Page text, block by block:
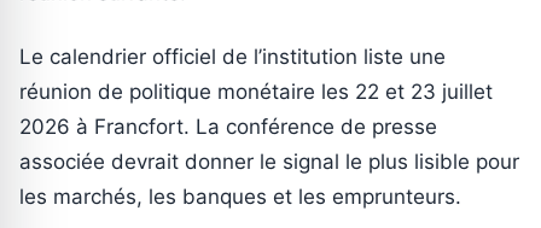
Le calendrier officiel de l’institution liste une
réunion de politique monétaire les 22 et 23 juillet
2026 à Francfort. La conférence de presse
associée devrait donner le signal le plus lisible pour
les marchés, les banques et les emprunteurs.